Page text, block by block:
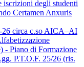
iscrizioni degli studenti
Certamen Anxuris
26 circa c.so AICA–AI
- Piano di Formazione
P.T.O.F. 25/26 (ris.